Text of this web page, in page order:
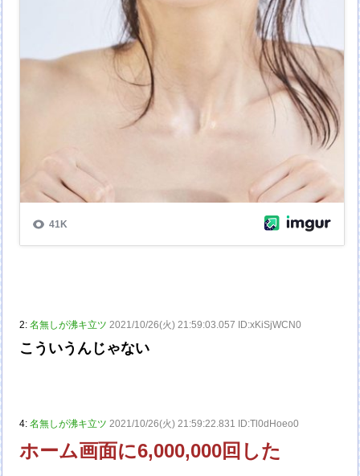
2:名無しが沸キ立ツ 2021/10/26(火) 21:59:03.057 ID:xKiSjWCN0
こういうんじゃない
4:名無しが沸キ立ツ 2021/10/26(火) 21:59:22.831 ID:Tl0dHoeo0
ホーム画面に6,000,000回した